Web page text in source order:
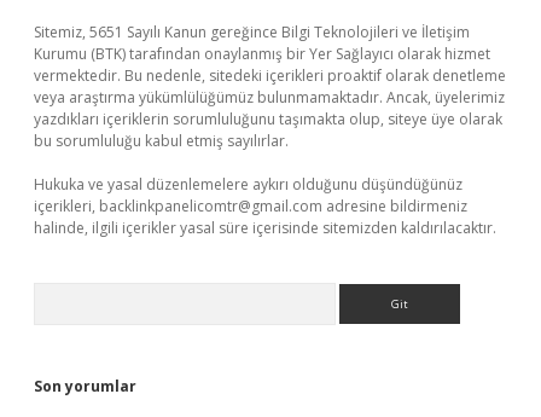
Sitemiz, 5651 Sayılı Kanun gereğince Bilgi Teknolojileri ve İletişim
Kurumu (BTK) tarafından onaylanmış bir Yer Sağlayıcı olarak hizmet
vermektedir. Bu nedenle, sitedeki içerikleri proaktif olarak denetleme
veya araştırma yükümlülüğümüz bulunmamaktadır. Ancak, üyelerimiz
yazdıkları içeriklerin sorumluluğunu taşımakta olup, siteye üye olarak
bu sorumluluğu kabul etmiş sayılırlar.
Hukuka ve yasal düzenlemelere aykırı olduğunu düşündüğünüz
içerikleri, backlinkpanelicomtr@gmail.com adresine bildirmeniz
halinde, ilgili içerikler yasal süre içerisinde sitemizden kaldırılacaktır.
Son yorumlar